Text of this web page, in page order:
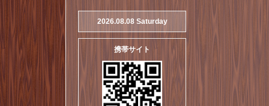
2026.08.08 Saturday
携帯サイト